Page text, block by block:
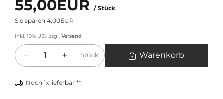
55,00EUR / Stück
Sie sparen 4,00EUR
inkl. 19% USt. zzgl. Versand
Menge
Stück Warenkorb
Noch 1x lieferbar **